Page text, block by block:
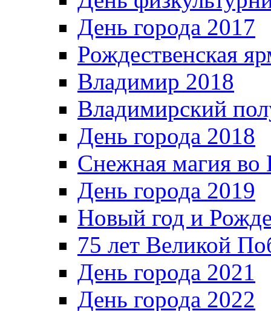
День города 2017
Рождественская
Владимир 2018
Владимирский
День города 2018
Снежная магия во
День города 2019
Новый год и
75 лет Великой
День города 2021
День города 2022